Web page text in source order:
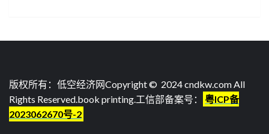
版权所有：低空经济网Copyright © 2024 cndkw.com All
Rights Reserved.book printing.工信部备案号：
粤ICP备
2023062670号-2